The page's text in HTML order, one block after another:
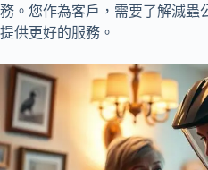
務。您作為客戶，需要了解滅蟲
提供更好的服務。